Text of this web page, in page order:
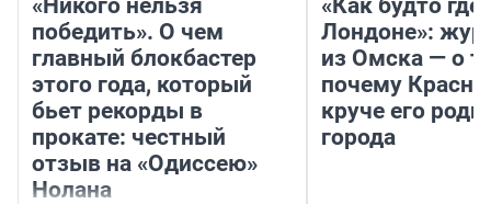
победить». О чем
главный блокбастер
этого года, который
бьет рекорды в
прокате: честный
отзыв на «Одиссею»
Нолана
Лондоне»:
из Омска — о
почему
круче его
города